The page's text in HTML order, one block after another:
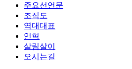
주요선언문
조직도
역대대표
연혁
살림살이
오시는길